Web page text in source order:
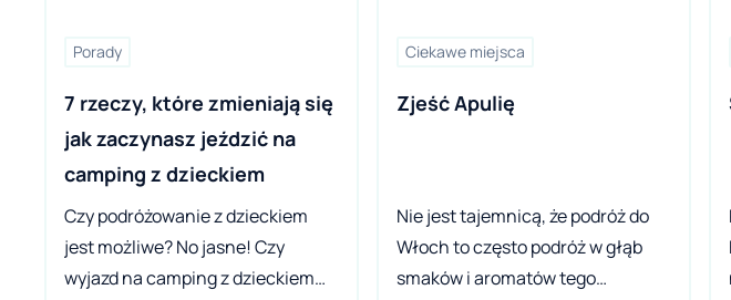
Porady
7 rzeczy, które zmieniają się
jak zaczynasz jeździć na
camping z dzieckiem
Czy podróżowanie z dzieckiem
jest możliwe? No jasne! Czy
wyjazd na camping z dzieckiem
Ciekawe miejsca
Zjeść Apulię
Nie jest tajemnicą, że podróż do
Włoch to często podróż w głąb
smaków i aromatów tego